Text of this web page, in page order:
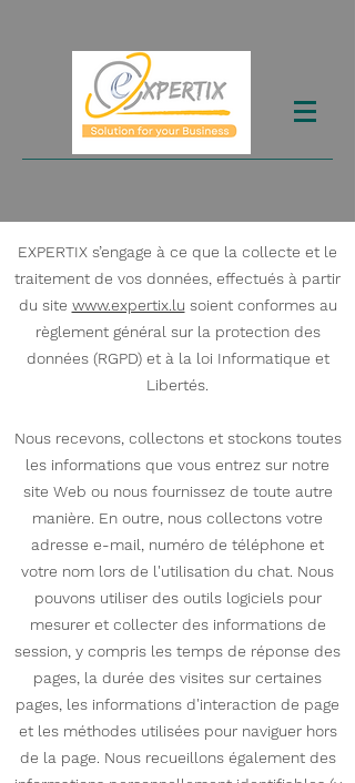
EXPERTIX s’engage à ce que la collecte et le
traitement de vos données, effectués à partir
du site www.expertix.lu soient conformes au
règlement général sur la protection des
données (RGPD) et à la loi Informatique et
Libertés.
Nous recevons, collectons et stockons toutes
les informations que vous entrez sur notre
site Web ou nous fournissez de toute autre
manière. En outre, nous collectons votre
adresse e-mail, numéro de téléphone et
votre nom lors de l'utilisation du chat. Nous
pouvons utiliser des outils logiciels pour
mesurer et collecter des informations de
session, y compris les temps de réponse des
pages, la durée des visites sur certaines
pages, les informations d'interaction de page
et les méthodes utilisées pour naviguer hors
de la page. Nous recueillons également des